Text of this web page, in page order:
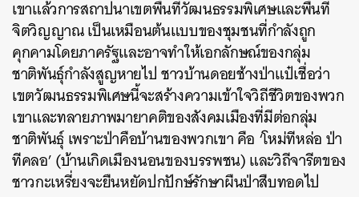
เขาแล้วการสถาปนาเขตพื้นที่วัฒนธรรมพิเศษและพื้นที่
จิตวิญญาณ เป็นเหมือนต้นแบบของชุมชนที่กำลังถูก
คุกคามโดยภาครัฐและอาจทำให้เอกลักษณ์ของกลุ่ม
ชาติพันธุ์กำลังสูญหายไป ชาวบ้านดอยช้างป่าแป๋เชื่อว่า
เขตวัฒนธรรมพิเศษนี้จะสร้างความเข้าใจวิถีชีวิตของพวก
เขาและทลายภาพมายาคติของสังคมเมืองที่มีต่อกลุ่ม
ชาติพันธุ์ เพราะป่าคือบ้านของพวกเขา คือ ‘โหม่ทีหล่อ ป่า
ทีคลอ’ (บ้านเกิดเมืองนอนของบรรพชน) และวิถีจารีตของ
ชาวกะเหรี่ยงจะยืนหยัดปกปักษ์รักษาผืนป่าสืบทอดไป